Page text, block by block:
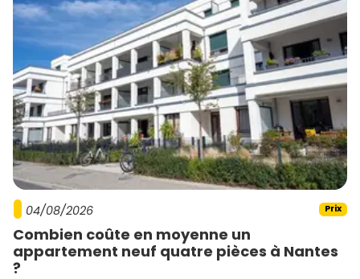
04/08/2026 Prix
Combien coûte en moyenne un
appartement neuf quatre pièces à Nantes
?